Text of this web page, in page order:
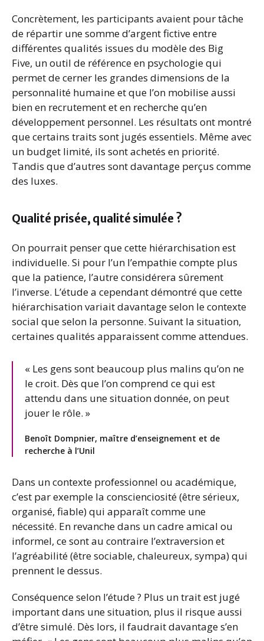
Concrètement, les participants avaient pour tâche
de répartir une somme d’argent fictive entre
différentes qualités issues du modèle des Big
Five, un outil de référence en psychologie qui
permet de cerner les grandes dimensions de la
personnalité humaine et que l’on mobilise aussi
bien en recrutement et en recherche qu’en
développement personnel. Les résultats ont montré
que certains traits sont jugés essentiels. Même avec
un budget limité, ils sont achetés en priorité.
Tandis que d’autres sont davantage perçus comme
des luxes.
Qualité prisée, qualité simulée ?
On pourrait penser que cette hiérarchisation est
individuelle. Si pour l’un l’empathie compte plus
que la patience, l’autre considérera sûrement
l’inverse. L’étude a cependant démontré que cette
hiérarchisation variait davantage selon le contexte
social que selon la personne. Suivant la situation,
certaines qualités apparaissent comme attendues.
« Les gens sont beaucoup plus malins qu’on ne
le croit. Dès que l’on comprend ce qui est
attendu dans une situation donnée, on peut
jouer le rôle. »
Benoît Dompnier, maître d’enseignement et de
recherche à l’Unil
Dans un contexte professionnel ou académique,
c’est par exemple la conscienciosité (être sérieux,
organisé, fiable) qui apparaît comme une
nécessité. En revanche dans un cadre amical ou
informel, ce sont au contraire l’extraversion et
l’agréabilité (être sociable, chaleureux, sympa) qui
prennent le dessus.
Conséquence selon l’étude ? Plus un trait est jugé
important dans une situation, plus il risque aussi
d’être simulé. Dès lors, il faudrait davantage s’en